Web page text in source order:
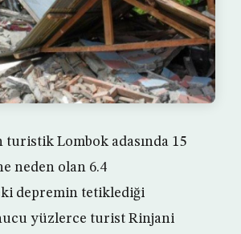
turistik Lombok adasında 15
neden olan 6.4
depremin tetiklediği
yüzlerce turist Rinjani